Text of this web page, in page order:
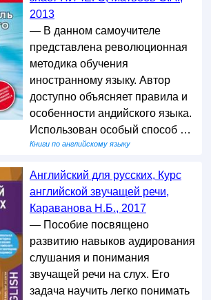
2013
— В данном самоучителе
представлена революционная
методика обучения
иностранному языку. Автор
доступно объясняет правила и
особенности андийского языка.
Использован особый способ …
Книги по английскому языку
Английский для русских, Курс
английской звучащей речи,
Караванова Н.Б., 2017
— Пособие посвящено
развитию навыков аудирования
слушания и понимания
звучащей речи на слух. Его
задача научить легко понимать